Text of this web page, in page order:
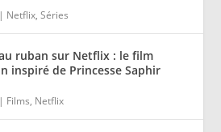
| Netflix,Séries
ruban sur Netflix : le film
inspiré de Princesse Saphir
| Films, Netflix